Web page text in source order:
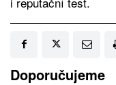
Doporučujeme